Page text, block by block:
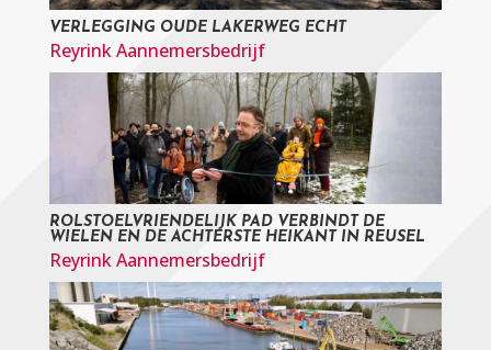
VERLEGGING OUDE LAKERWEG ECHT
Reyrink Aannemersbedrijf
ROLSTOELVRIENDELIJK PAD VERBINDT DE
WIELEN EN DE ACHTERSTE HEIKANT IN REUSEL
Reyrink Aannemersbedrijf